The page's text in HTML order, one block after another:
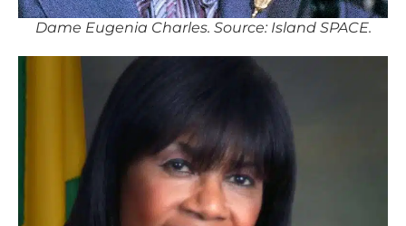
Dame Eugenia Charles. Source: Island SPACE.